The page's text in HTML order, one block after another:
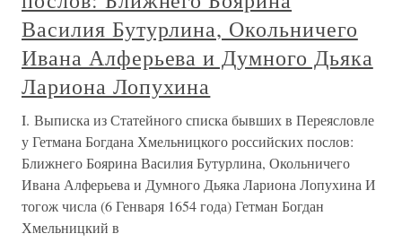
Василия Бутурлина, Окольничего
Ивана Алферьева и Думного Дьяка
Лариона Лопухина
I. Выписка из Статейного списка бывших в Переясловле
у Гетмана Богдана Хмельницкого российских послов:
Ближнего Боярина Василия Бутурлина, Окольничего
Ивана Алферьева и Думного Дьяка Лариона Лопухина И
тогож числа (6 Генваря 1654 года) Гетман Богдан
Хмельницкий в